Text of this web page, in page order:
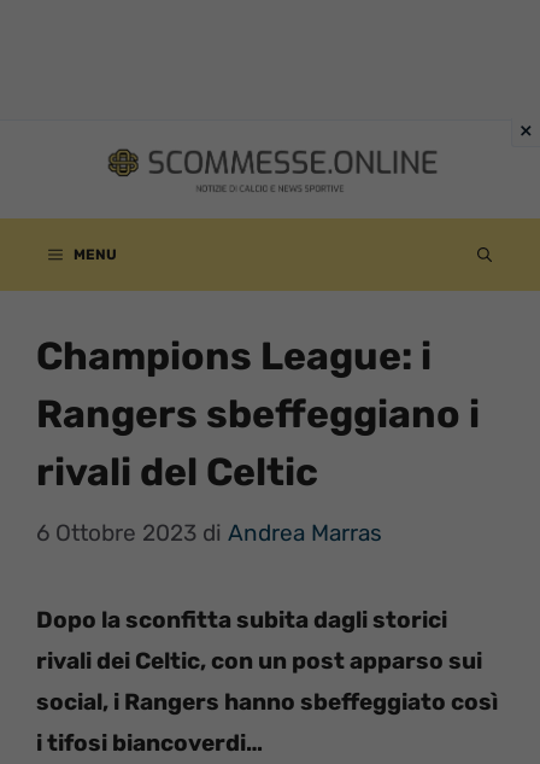
contenuto
MENU
Champions League: i
Rangers sbeffeggiano i
rivali del Celtic
6 Ottobre 2023 di Andrea Marras
Dopo la sconfitta subita dagli storici
rivali dei Celtic, con un post apparso sui
social, i Rangers hanno sbeffeggiato così
i tifosi biancoverdi…